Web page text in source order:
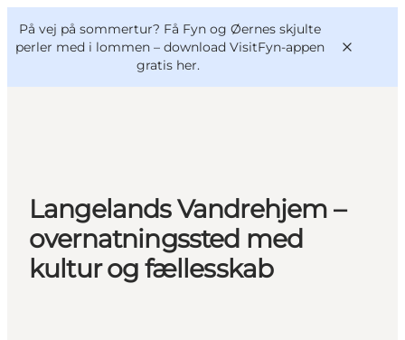
På vej på sommertur? Få Fyn og Øernes skjulte
perler med i lommen – download VisitFyn-appen
gratis her.
Oplevelser
Outdoor
Mad og drikke
Overnatning
VisitFyn
Deutsch
Langelands Vandrehjem –
overnatningssted med
kultur og fællesskab